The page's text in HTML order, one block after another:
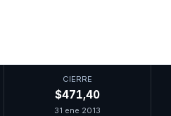
CIERRE
$471,40
31 ene 2013